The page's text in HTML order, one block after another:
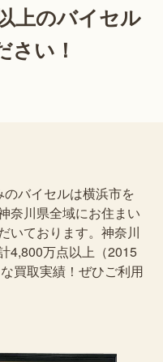
上のバイセル
さい！
バイセルは横浜市を
奈川県全域にお住まい
いております。神奈川
4,800万点以上（2015
買取実績！ぜひご利用